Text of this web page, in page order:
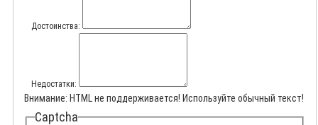
Достоинства:
Недостатки:
Внимание: HTML не поддерживается! Используйте обычный текст!
Captcha